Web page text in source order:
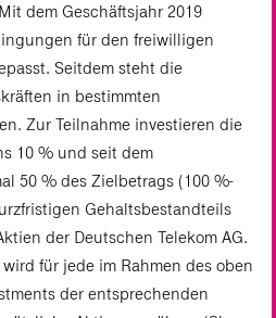
dem Geschäftsjahr 2019
für den freiwilligen
Seitdem steht die
in bestimmten
Zur Teilnahme investieren die
10 % und seit dem
50 % des Zielbetrags (100 %-
Gehaltsbestandteils
der Deutschen Telekom AG.
für jede im Rahmen des oben
der entsprechenden